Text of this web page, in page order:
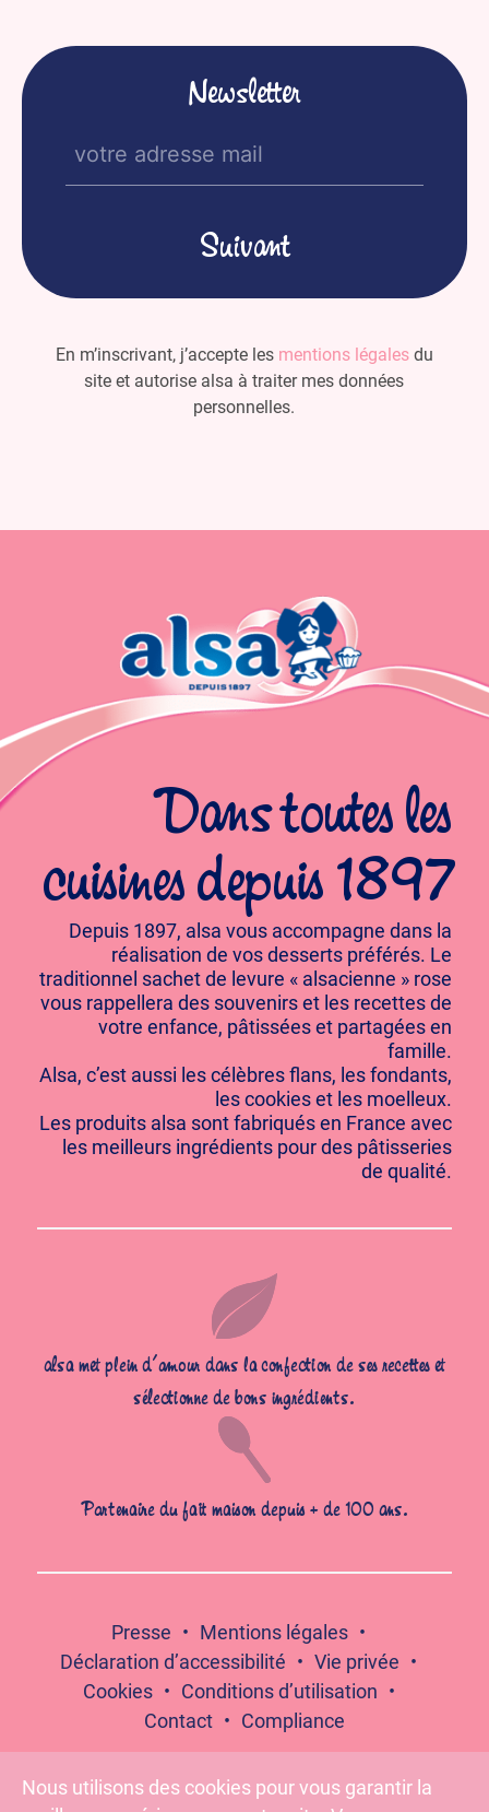
Newsletter
E-
mail
En m’inscrivant, j’accepte les mentions légalesdu
site et autorise alsa à traiter mes données
personnelles.
alsa met plein d’amour dans la confection de ses recettes et
sélectionne de bons ingrédients.
Partenaire du fait maison depuis + de 100 ans.
Dans toutes les
cuisines depuis 1897
Depuis 1897, alsa vous accompagne dans la
réalisation de vos desserts préférés. Le
traditionnel sachet de levure « alsacienne » rose
vous rappellera des souvenirs et les recettes de
votre enfance, pâtissées et partagées en
famille.
Alsa, c’est aussi les célèbres flans, les fondants,
les cookies et les moelleux.
Les produits alsa sont fabriqués en France avec
les meilleurs ingrédients pour des pâtisseries
de qualité.
Presse
Mentions légales
Déclaration d’accessibilité
Vie privée
Cookies
Conditions d’utilisation
Contact
Compliance
Nous utilisons des cookies pour vous garantir la